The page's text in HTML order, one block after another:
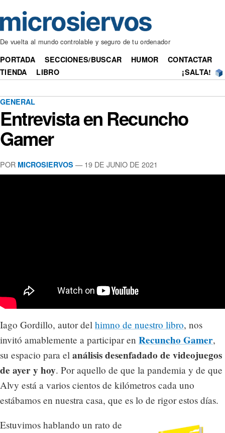
De vuelta al mundo controlable y seguro de tu ordenador
PORTADA SECCIONES/BUSCAR HUMOR
CONTACTAR
TIENDA
LIBRO ¡SALTA!
GENERAL
Entrevista en Recuncho
Gamer
POR MICROSIERVOS — 19 DE JUNIO DE 2021
Iago Gordillo, autor del himno de nuestro libro, nos
invitó amablemente a participar en Recuncho Gamer,
su espacio para el análisis desenfadado de videojuegos
de ayer y hoy. Por aquello de que la pandemia y de que
Alvy está a varios cientos de kilómetros cada uno
estábamos en nuestra casa, que es lo de rigor estos días.
Estuvimos hablando un rato de